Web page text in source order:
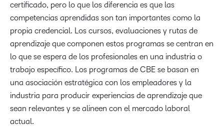
certificado, pero lo que los diferencia es que las
competencias aprendidas son tan importantes como la
propia credencial. Los cursos, evaluaciones y rutas de
aprendizaje que componen estos programas se centran en
lo que se espera de los profesionales en una industria o
trabajo específico. Los programas de CBE se basan en
una asociación estratégica con los empleadores y la
industria para producir experiencias de aprendizaje que
sean relevantes y se alineen con el mercado laboral
actual.